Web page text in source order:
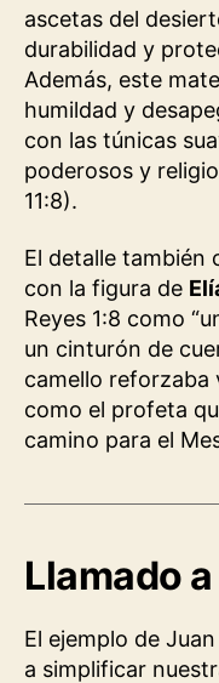
ascetas del
durabilidad y
Además, este
humildad y
con las túnicas
poderosos y
11:8).
El detalle también
con la figura de
Reyes 1:8 como
un cinturón de
camello reforzaba
como el profeta
camino para el
Llamado
El ejemplo de
a simplificar